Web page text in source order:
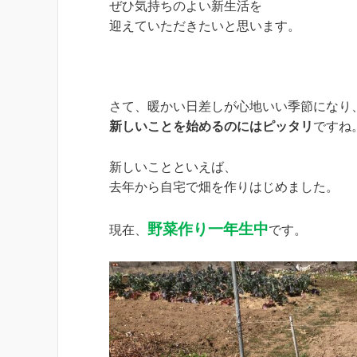
ぜひ気持ちのよい新生活を
迎えていただきたいと思います。
さて、暖かい日差しが心地いい季節になり
新しいことを始めるのにはピッタリ ですね
新しいことといえば、
去年から自宅で畑を作りはじめました。
現在、 野菜作り一年生中です。